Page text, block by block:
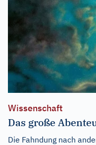
Wissenschaft
Das große
Die Fahndung nach